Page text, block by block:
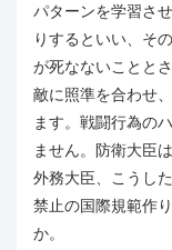
パターンを学習さ
りするといい、そ
が死なないことと
敵に照準を合わせ
ます。戦闘行為の
ません。防衛大臣
外務大臣、こうし
禁止の国際規範作
か。